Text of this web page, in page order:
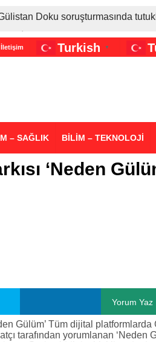
Doku soruşturmasında
İran gerilimi Türkiye’yi vurdu:
sigara grubuna daha zam geldi
İletişim Turkish ▼
– SAĞLIK BİLİM – TEKNOLOJİ
‘Neden
Yorum Yaz
Gülüm’ Tüm dijital
tarafından yorumlanan ‘Neden